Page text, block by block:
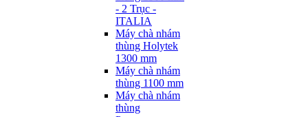
- 2 Trục -
ITALIA
Máy chà nhám
thùng Holytek
1300 mm
Máy chà nhám
thùng 1100 mm
Máy chà nhám
thùng